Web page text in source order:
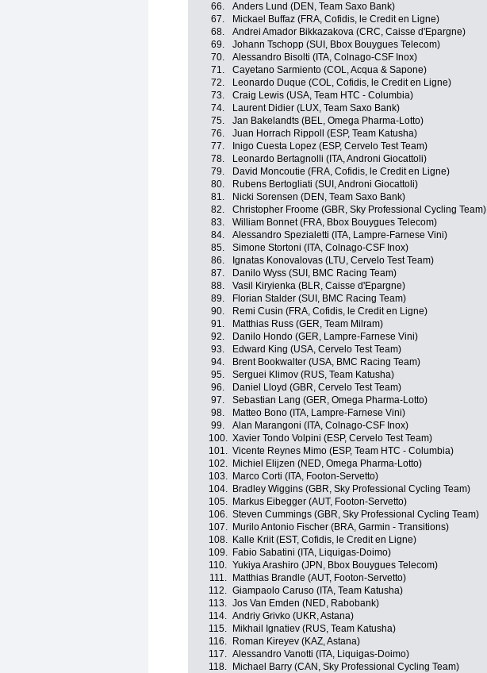
66.
Anders Lund (DEN, Team Saxo Bank)
67.
Mickael Buffaz (FRA, Cofidis, le Credit en Ligne)
68.
Andrei Amador Bikkazakova (CRC, Caisse d'Epargne)
69.
Johann Tschopp (SUI, Bbox Bouygues Telecom)
70.
Alessandro Bisolti (ITA, Colnago-CSF Inox)
71.
Cayetano Sarmiento (COL, Acqua & Sapone)
72.
Leonardo Duque (COL, Cofidis, le Credit en Ligne)
73.
Craig Lewis (USA, Team HTC - Columbia)
74.
Laurent Didier (LUX, Team Saxo Bank)
75.
Jan Bakelandts (BEL, Omega Pharma-Lotto)
76.
Juan Horrach Rippoll (ESP, Team Katusha)
77.
Inigo Cuesta Lopez (ESP, Cervelo Test Team)
78.
Leonardo Bertagnolli (ITA, Androni Giocattoli)
79.
David Moncoutie (FRA, Cofidis, le Credit en Ligne)
80.
Rubens Bertogliati (SUI, Androni Giocattoli)
81.
Nicki Sorensen (DEN, Team Saxo Bank)
82.
Christopher Froome (GBR, Sky Professional Cycling Team)
83.
William Bonnet (FRA, Bbox Bouygues Telecom)
84.
Alessandro Spezialetti (ITA, Lampre-Farnese Vini)
85.
Simone Stortoni (ITA, Colnago-CSF Inox)
86.
Ignatas Konovalovas (LTU, Cervelo Test Team)
87.
Danilo Wyss (SUI, BMC Racing Team)
88.
Vasil Kiryienka (BLR, Caisse d'Epargne)
89.
Florian Stalder (SUI, BMC Racing Team)
90.
Remi Cusin (FRA, Cofidis, le Credit en Ligne)
91.
Matthias Russ (GER, Team Milram)
92.
Danilo Hondo (GER, Lampre-Farnese Vini)
93.
Edward King (USA, Cervelo Test Team)
94.
Brent Bookwalter (USA, BMC Racing Team)
95.
Serguei Klimov (RUS, Team Katusha)
96.
Daniel Lloyd (GBR, Cervelo Test Team)
97.
Sebastian Lang (GER, Omega Pharma-Lotto)
98.
Matteo Bono (ITA, Lampre-Farnese Vini)
99.
Alan Marangoni (ITA, Colnago-CSF Inox)
100. Xavier Tondo Volpini (ESP, Cervelo Test Team)
101. Vicente Reynes Mimo (ESP, Team HTC - Columbia)
102.
Michiel Elijzen (NED, Omega Pharma-Lotto)
103.
Marco Corti (ITA, Footon-Servetto)
104.
Bradley Wiggins (GBR, Sky Professional Cycling Team)
105.
Markus Eibegger (AUT, Footon-Servetto)
106. Steven Cummings (GBR, Sky Professional Cycling Team)
107.
Murilo Antonio Fischer (BRA, Garmin - Transitions)
108.
Kalle Kriit (EST, Cofidis, le Credit en Ligne)
109.
Fabio Sabatini (ITA, Liquigas-Doimo)
110. Yukiya Arashiro (JPN, Bbox Bouygues Telecom)
111.
Matthias Brandle (AUT, Footon-Servetto)
112. Giampaolo Caruso (ITA, Team Katusha)
113. Jos Van Emden (NED, Rabobank)
114. Andriy Grivko (UKR, Astana)
115.
Mikhail Ignatiev (RUS, Team Katusha)
116.
Roman Kireyev (KAZ, Astana)
117. Alessandro Vanotti (ITA, Liquigas-Doimo)
118.
Michael Barry (CAN, Sky Professional Cycling Team)